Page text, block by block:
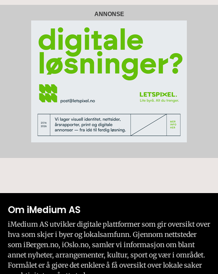
ANNONSE
Om iMedium AS
iMedium AS utvikler digitale plattformer som gir oversikt over
hva som skjer i byer og lokalsamfunn. Gjennom nettsteder
som iBergen.no, iOslo.no, samler vi informasjon om blant
annet nyheter, arrangementer, kultur, sport og vær i området.
Formålet er å gjøre det enklere å få oversikt over lokale saker